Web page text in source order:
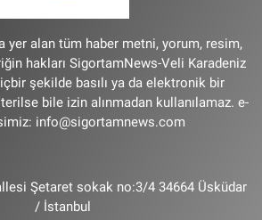
yer alan tüm haber metni, yorum, resim,
hakları SigortamNews-Veli Karadeniz
şekilde basılı ya da elektronik bir
bile izin alınmadan kullanılamaz. e-
info@sigortamnews.com
Şetaret sokak no:3/4 34664 Üsküdar
/ İstanbul